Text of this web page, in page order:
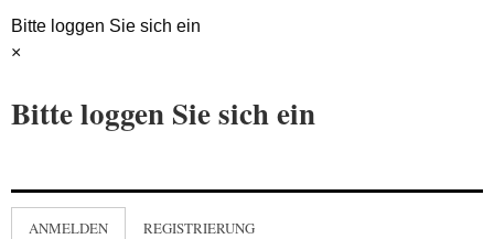
Bitte loggen Sie sich ein
×
Bitte loggen Sie sich ein
ANMELDEN REGISTRIERUNG